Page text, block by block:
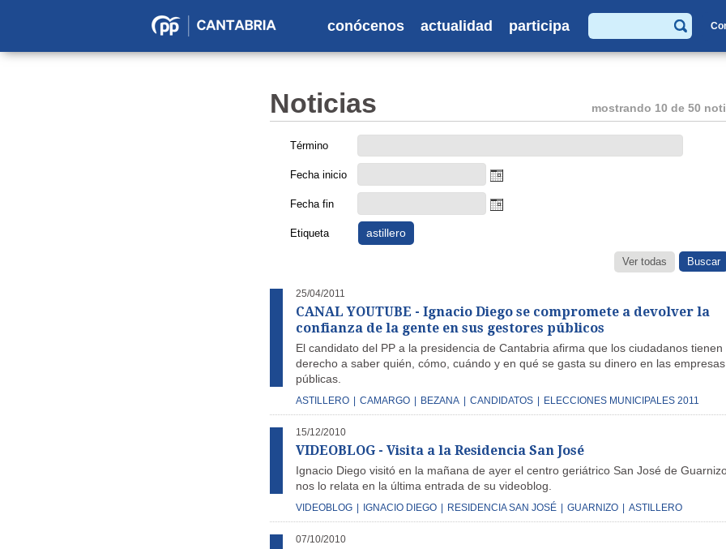
Partido
conócenos actualidad participa
Buscar
Noticias mostrando 10 de 50
Término
Fecha inicio
Fecha fin
Etiqueta astillero
Ver todas
25/04/2011
CANAL YOUTUBE - Ignacio Diego se compromete a devolver la
confianza de la gente en sus gestores públicos
El candidato del PP a la presidencia de Cantabria afirma que los ciudadanos tienen
derecho a saber quién, cómo, cuándo y en qué se gasta su dinero en las empresas
públicas.
ASTILLERO CAMARGO BEZANA CANDIDATOS ELECCIONES MUNICIPALES 2011
15/12/2010
VIDEOBLOG - Visita a la Residencia San José
Ignacio Diego visitó en la mañana de ayer el centro geriátrico San José de
nos lo relata en la última entrada de su videoblog.
VIDEOBLOG IGNACIO DIEGO RESIDENCIA SAN JOSÉ GUARNIZO ASTILLERO
07/10/2010